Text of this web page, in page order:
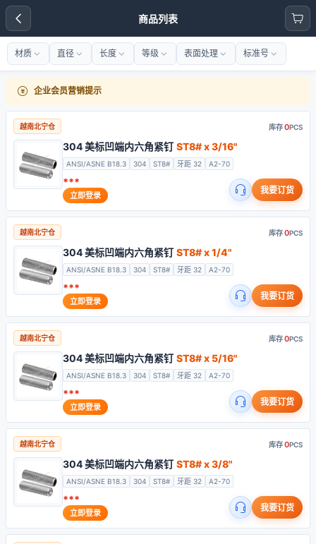
商品列表
材质 直径 长度 等级 表面处理 标准号
企业会员营销提示
越南北宁仓 库存0PCS
304 美标凹端内六角紧钉 ST8# x 3/16"
ANSI/ASNE B18.3 304 ST8# 牙距 32 A2-70
***
立即登录 我要订货
越南北宁仓 库存0PCS
304 美标凹端内六角紧钉 ST8# x 1/4"
ANSI/ASNE B18.3 304 ST8# 牙距 32 A2-70
***
立即登录 我要订货
越南北宁仓 库存0PCS
304 美标凹端内六角紧钉 ST8# x 5/16"
ANSI/ASNE B18.3 304 ST8# 牙距 32 A2-70
***
立即登录 我要订货
越南北宁仓 库存0PCS
304 美标凹端内六角紧钉 ST8# x 3/8"
ANSI/ASNE B18.3 304 ST8# 牙距 32 A2-70
***
立即登录 我要订货